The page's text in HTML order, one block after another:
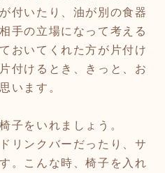
付いたり、油が別の食器
手の立場になって考える
おいてくれた方が片付け
付けるとき、きっと、お
います。
子をいれましょう。
リンクバーだったり、サ
。こんな時、椅子を入れ